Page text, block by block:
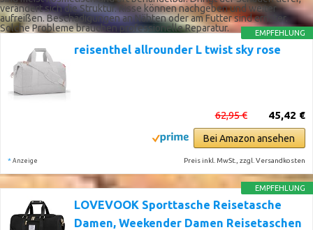
verändert sich die Struktur. Risse können nachgeben und weiter
aufreißen. Beschädigungen an Nähten oder am Futter sind ernster.
Solche Probleme brauchen professionelle Reparatur.
EMPFEHLUNG
reisenthel allrounder L twist sky rose
45,42 €
62,95 €
Bei Amazon ansehen
* Anzeige Preis inkl. MwSt., zzgl. Versandkosten
EMPFEHLUNG
LOVEVOOK Sporttasche Reisetasche
Damen, Weekender Damen Reisetaschen